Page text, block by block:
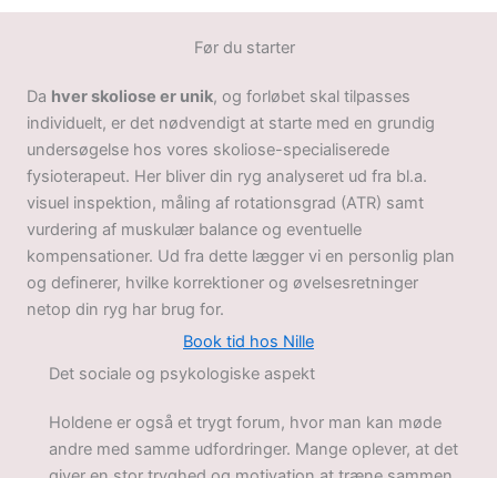
Før du starter
Da hver skoliose er unik, og forløbet skal tilpasses
individuelt, er det nødvendigt at starte med en grundig
undersøgelse hos vores skoliose-specialiserede
fysioterapeut. Her bliver din ryg analyseret ud fra bl.a.
visuel inspektion, måling af rotationsgrad (ATR) samt
vurdering af muskulær balance og eventuelle
kompensationer. Ud fra dette lægger vi en personlig plan
og definerer, hvilke korrektioner og øvelsesretninger
netop din ryg har brug for.
Book tid hos Nille
Det sociale og psykologiske aspekt
Holdene er også et trygt forum, hvor man kan møde
andre med samme udfordringer. Mange oplever, at det